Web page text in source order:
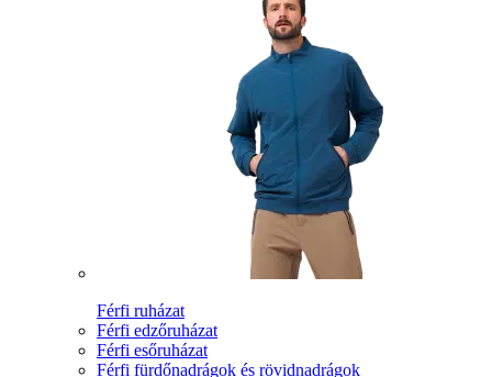
Férfi ruházat
Férfi edzőruházat
Férfi esőruházat
Férfi fürdőnadrágok és rövidnadrágok